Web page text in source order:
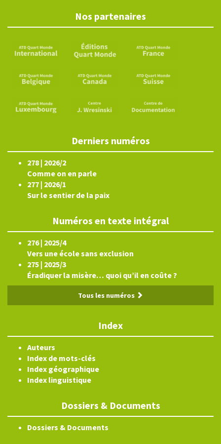
Nos partenaires
Derniers numéros
278 | 2026/2
Comme on en parle
277 | 2026/1
Sur le sentier de la paix
Numéros en texte intégral
276 | 2025/4
Vers une école sans exclusion
275 | 2025/3
Éradiquer la misère… quoi qu’il en coûte ?
Tous les numéros
Index
Auteurs
Index de mots-clés
Index géographique
Index linguistique
Dossiers & Documents
Dossiers & Documents